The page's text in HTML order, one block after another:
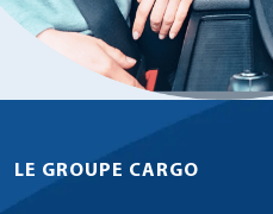
LE GROUPE CARGO